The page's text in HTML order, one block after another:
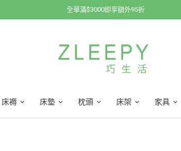
全單滿$3000即享額外95折
床褥 床墊 枕頭 床架 家具